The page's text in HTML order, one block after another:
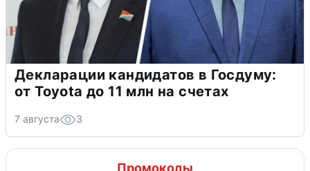
Декларации кандидатов в Госдуму:
от Toyota до 11 млн на счетах
7 августа 3
Промокоды